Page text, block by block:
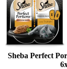
Sheba Perfect